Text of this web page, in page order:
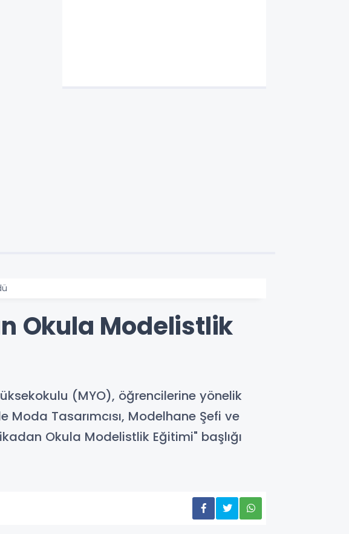
Okula Modelistlik
(MYO), öğrencilerine yönelik
Tasarımcısı, Modelhane Şefi ve
Okula Modelistlik Eğitimi" başlığı